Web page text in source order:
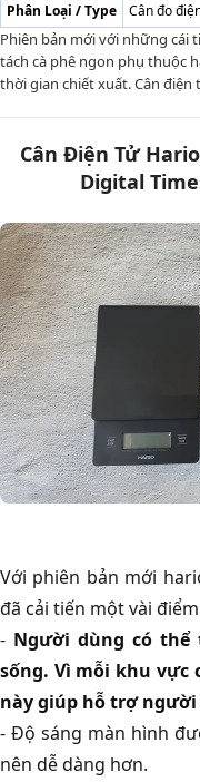
Phân Loại / Type
Cân đo
Phiên bản mới với những cái
tách cà phê ngon phụ thuộc
thời gian chiết xuất. Cân điện
Cân Điện Tử Hario
Digital
Với phiên bản mới
đã cải tiến một vài
- Người dùng có
sống. Vì mỗi khu vực
này giúp hỗ trợ
- Độ sáng màn hình
nên dễ dàng hơn.